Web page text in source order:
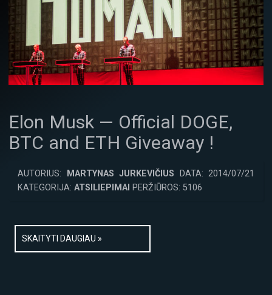
El­­on Musk — Of­­ficial DOGE,
BTC and ETH Giv­eaway !
AUTORIUS: MARTYNAS JURKEVIČIUS DATA: 2014/07/21
KATEGORIJA: ATSILIEPIMAI PERŽIŪROS: 5106
SKAITYTI DAUGIAU »